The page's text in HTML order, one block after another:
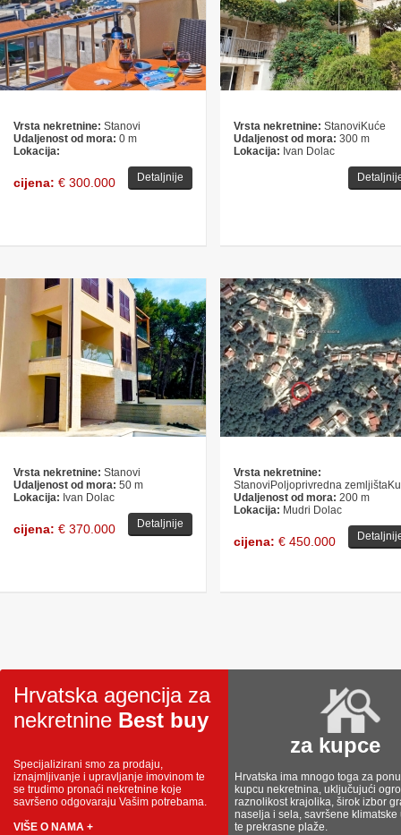
Vrsta nekretnine: Stanovi
Udaljenost od mora: 0 m
Lokacija:
cijena: € 300.000 Detaljnije
Vrsta nekretnine: StanoviKuće
Udaljenost od mora: 300 m
Lokacija: Ivan Dolac
Vrsta nekretnine: Stanovi
Udaljenost od mora: 50 m
Lokacija: Ivan Dolac
cijena: € 370.000 Detaljnije
Vrsta nekretnine:
StanoviPoljoprivredna
Udaljenost od mora: 200 m
Lokacija: Mudri Dolac
cijena: € 450.000
Hrvatska agencija za
nekretnine Best buy
Specijalizirani smo za prodaju,
iznajmljivanje i upravljanje imovinom te
se trudimo pronaći nekretnine koje
savršeno odgovaraju Vašim potrebama.
VIŠE O NAMA +
za kupce
Hrvatska ima mnogo toga za
kupcu nekretnina, uključujući
raznolikost krajolika, širok izbor
naselja i sela, savršene klimatske
te prekrasne plaže.